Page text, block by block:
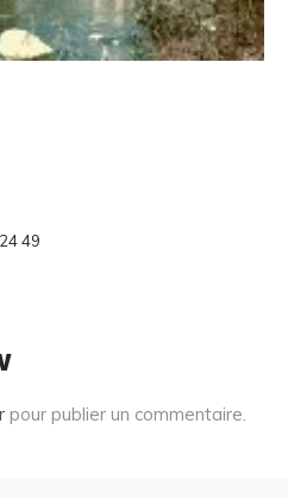
49
pour publier un commentaire.